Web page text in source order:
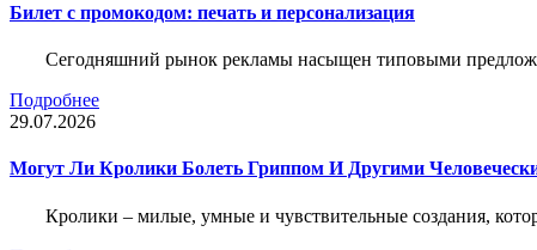
Билет c промокодом: печать и персонализация
Сегодняшний рынок рекламы насыщен типовыми
Подробнее
29.07.2026
Могут Ли Кролики Болеть Гриппом И Другими
Кролики – милые, умные и чувствительные создания,